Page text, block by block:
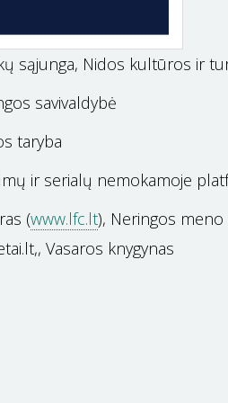
sąjunga, Nidos kultūros ir
savivaldybė
taryba
ir serialų nemokamoje
(www.lfc.lt), Neringos meno
Vasaros knygynas